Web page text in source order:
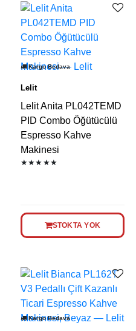
Kargo Bedava
Lelit
Lelit Anita PL042TEMD
PID Combo Öğütücülü
Espresso Kahve
Makinesi
★★★★★
STOKTA YOK
Kargo Bedava